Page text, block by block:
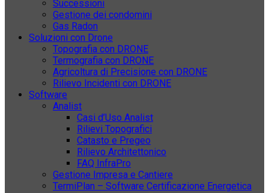
Successioni
Gestione dei condomini
Gas Radon
Soluzioni con Drone
Topografia con DRONE
Termografia con DRONE
Agricoltura di Precisione con DRONE
Rilievo Incidenti con DRONE
Software
Analist
Casi d’Uso Analist
Rilievi Topografici
Catasto e Pregeo
Rilievo Architettonico
FAQ InfraPro
Gestione Impresa e Cantiere
TermiPlan – Software Certificazione Energetica